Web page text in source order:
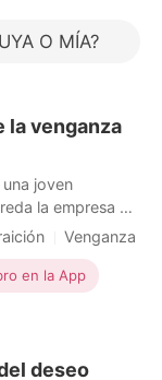
O MÍA?
la venganza
joven
la empresa de
misteriosa,
de su
Ricardo Varela,
Venganza
en la App
deseo